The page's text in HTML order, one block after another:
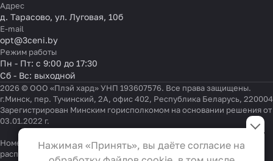
Адрес
д. Тарасово, ул. Луговая, 10б
E-mail
opt@3ceni.by
Режим работы
Пн - Пт: с 9:00 до 17:30
Сб - Вс: выходной
2026 © ООО «Плэй хард» УНП 193607576. Все права защищены.
г.Минск, пер. Тучинский, 2А, офис 402, Республика Беларусь, 220004
Зарегистрирован Минским горисполкомом на основании решения от
03.01.2022 г.
Номер телефона работников местных исполнительных и
распорядительных органов по месту государственной
Настройки файлов cookie
Функциональные
Эти файлы необходимы для
Нажимая «Принять», вы даёте согласие на